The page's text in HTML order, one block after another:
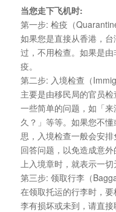
当您走下飞机时:
第一步: 检疫（Quarantine
如果您是直接从香港，
过，不用检查。如果是
疫。
第二步: 入境检查（
主要是由移民局的官员
一些简单的问题，如「
久？」等等。如果您不
思，入境检查一般会安
回答问题，以免造成意
上入境章时，就表示一切
第三步: 领取行李（
在领取托运的行李时，
李有损坏或未到，请直接